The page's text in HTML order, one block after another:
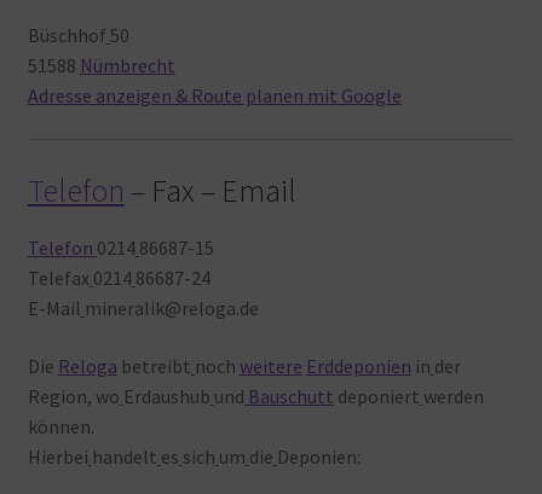
Büschhof 50
51588 Nümbrecht
Adresse anzeigen & Route planen mit Google
Telefon – Fax – Email
Telefon 0214 86687-15
Telefax 0214 86687-24
E-Mail mineralik@reloga.de
Die Reloga betreibt noch weitere Erddeponien in der
Region, wo Erdaushub und Bauschutt deponiert werden
können.
Hierbei handelt es sich um die Deponien: